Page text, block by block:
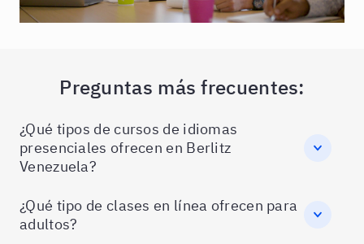
Preguntas más frecuentes:
¿Qué tipos de cursos de idiomas
presenciales ofrecen en Berlitz
Venezuela?
¿Qué tipo de clases en línea ofrecen para
adultos?